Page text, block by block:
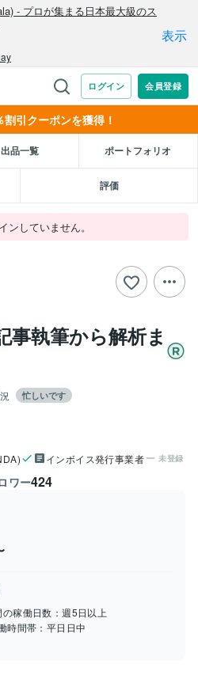
引クーポンを獲得！
出品一覧 ポートフォリオ
評価
ンしていません。
事執筆から解析ま
忙しいです
インボイス発行事業者 未登録
ワー424
の稼働日数：週5日以上
時間帯： 平日日中